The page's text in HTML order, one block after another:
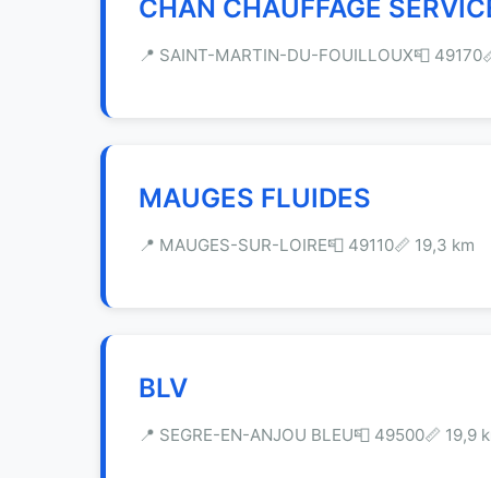
CHAN CHAUFFAGE
📍 SAINT-MARTIN-DU-FOUILLOUX📮 49170
MAUGES FLUIDES
📍 MAUGES-SUR-LOIRE📮 49110📏 19,3 km
BLV
📍 SEGRE-EN-ANJOU BLEU📮 49500📏 19,9